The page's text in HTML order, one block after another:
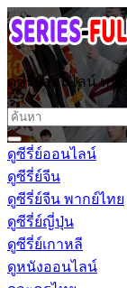
ดูซีรี่ย์ออนไลน์ หนั
ดูซีรี่ย์ออนไลน์
ดูซีรี่ย์จีน
ดูซีรี่ย์จีน พากย์ไทย
ดูซีรี่ย์ญี่ปุ่น
ดูซีรี่ย์เกาหลี
ดูหนังออนไลน์